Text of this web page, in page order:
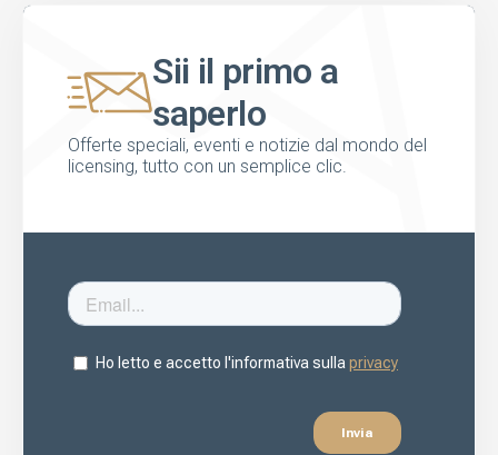
Sii il primo a
saperlo
Offerte speciali, eventi e notizie dal mondo del
licensing, tutto con un semplice clic.